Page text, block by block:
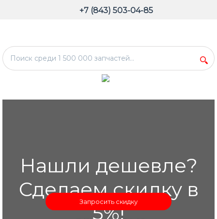
+7 (843) 503-04-85
Нашли дешевле?
Сделаем скидку в
5%!
Запросить скидку